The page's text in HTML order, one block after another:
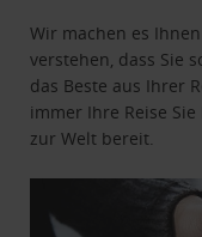
Wir machen es
verstehen, dass Sie
das Beste aus Ihrer
immer Ihre Reise
zur Welt bereit.